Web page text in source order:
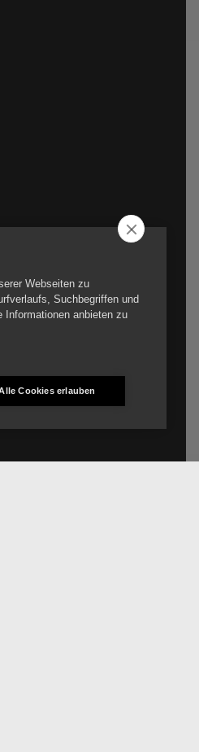
Webseiten zu
Suchbegriffen und
Informationen anbieten zu
Cookies erlauben